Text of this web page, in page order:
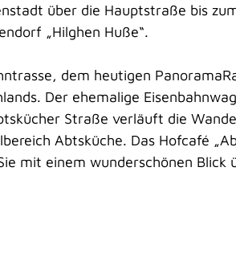
über die Hauptstraße bis
„Hilghen Huße“.
dem heutigen
Der ehemalige
Straße verläuft die
Abtsküche. Das Hofcafé
mit einem wunderschönen Blick